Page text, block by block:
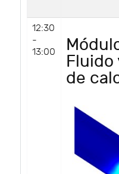
12:30
-
13:00
Fluido
de